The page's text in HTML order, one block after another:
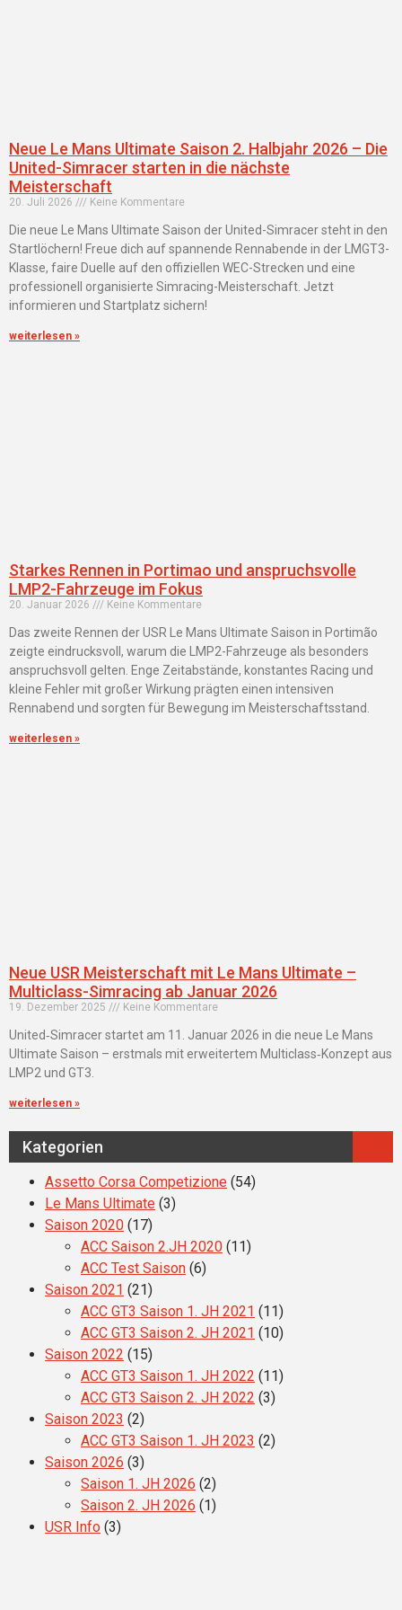
Neue Le Mans Ultimate Saison 2. Halbjahr 2026 – Die
United-Simracer starten in die nächste
Meisterschaft
20. Juli 2026 Keine Kommentare
Die neue Le Mans Ultimate Saison der United-Simracer steht in den
Startlöchern! Freue dich auf spannende Rennabende in der LMGT3-
Klasse, faire Duelle auf den offiziellen WEC-Strecken und eine
professionell organisierte Simracing-Meisterschaft. Jetzt
informieren und Startplatz sichern!
weiterlesen »
Starkes Rennen in Portimao und anspruchsvolle
LMP2-Fahrzeuge im Fokus
20. Januar 2026 Keine Kommentare
Das zweite Rennen der USR Le Mans Ultimate Saison in Portimão
zeigte eindrucksvoll, warum die LMP2-Fahrzeuge als besonders
anspruchsvoll gelten. Enge Zeitabstände, konstantes Racing und
kleine Fehler mit großer Wirkung prägten einen intensiven
Rennabend und sorgten für Bewegung im Meisterschaftsstand.
weiterlesen »
Neue USR Meisterschaft mit Le Mans Ultimate –
Multiclass-Simracing ab Januar 2026
19. Dezember 2025 Keine Kommentare
United‑Simracer startet am 11. Januar 2026 in die neue Le Mans
Ultimate Saison – erstmals mit erweitertem Multiclass‑Konzept aus
LMP2 und GT3.
weiterlesen »
Kategorien
Assetto Corsa Competizione (54)
Le Mans Ultimate (3)
Saison 2020 (17)
ACC Saison 2.JH 2020 (11)
ACC Test Saison (6)
Saison 2021 (21)
ACC GT3 Saison 1. JH 2021 (11)
ACC GT3 Saison 2. JH 2021 (10)
Saison 2022 (15)
ACC GT3 Saison 1. JH 2022 (11)
ACC GT3 Saison 2. JH 2022 (3)
Saison 2023 (2)
ACC GT3 Saison 1. JH 2023 (2)
Saison 2026 (3)
Saison 1. JH 2026 (2)
Saison 2. JH 2026 (1)
USR Info (3)